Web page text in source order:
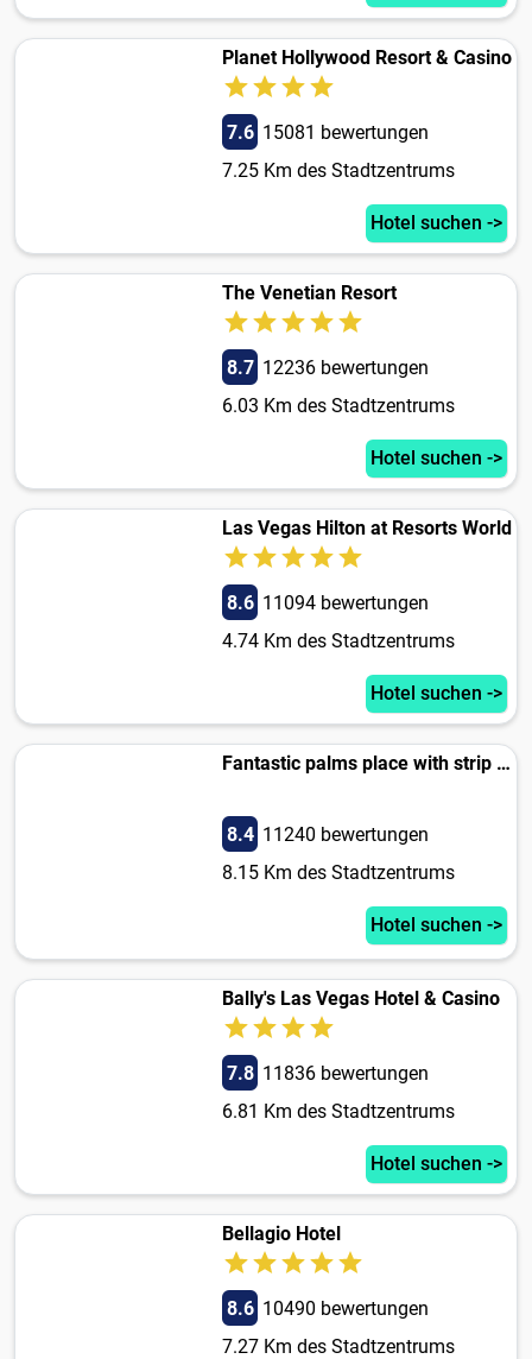
Planet Hollywood Resort & Casino
7.6 15081 bewertungen
7.25 Km des Stadtzentrums
Hotel suchen ->
The Venetian Resort
8.7 12236 bewertungen
6.03 Km des Stadtzentrums
Hotel suchen ->
Las Vegas Hilton at Resorts World
8.6 11094 bewertungen
4.74 Km des Stadtzentrums
Hotel suchen ->
Fantastic palms place with strip views 23rd floor
8.4 11240 bewertungen
8.15 Km des Stadtzentrums
Hotel suchen ->
Bally's Las Vegas Hotel & Casino
7.8 11836 bewertungen
6.81 Km des Stadtzentrums
Hotel suchen ->
Bellagio Hotel
8.6 10490 bewertungen
7.27 Km des Stadtzentrums